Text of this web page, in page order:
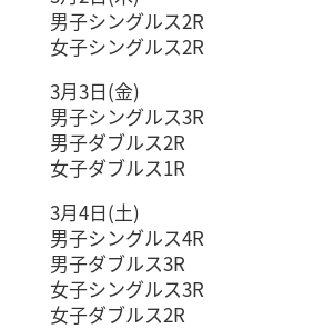
男子シングルス2R
女子シングルス2R
3月3日(金)
男子シングルス3R
男子ダブルス2R
女子ダブルス1R
3月4日(土)
男子シングルス4R
男子ダブルス3R
女子シングルス3R
女子ダブルス2R